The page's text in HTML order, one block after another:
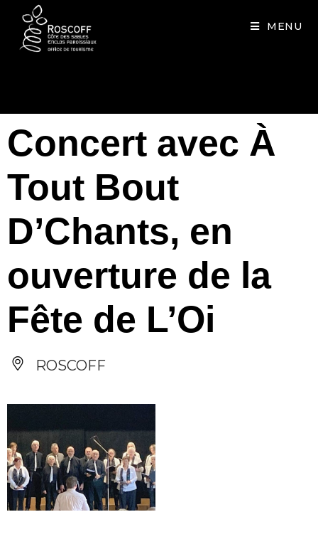
MENU
Concert avec À
Tout Bout
D’Chants, en
ouverture de la
Fête de L’Oi
ROSCOFF
Cookies management panel